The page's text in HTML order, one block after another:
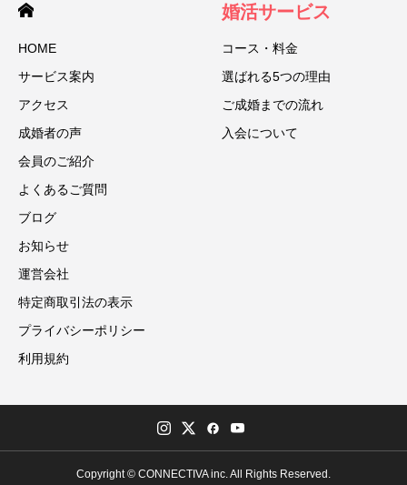
HOME
サービス案内
アクセス
成婚者の声
会員のご紹介
よくあるご質問
ブログ
お知らせ
運営会社
特定商取引法の表示
プライバシーポリシー
利用規約
婚活サービス
コース・料金
選ばれる5つの理由
ご成婚までの流れ
入会について
Copyright © CONNECTIVA inc. All Rights Reserved.